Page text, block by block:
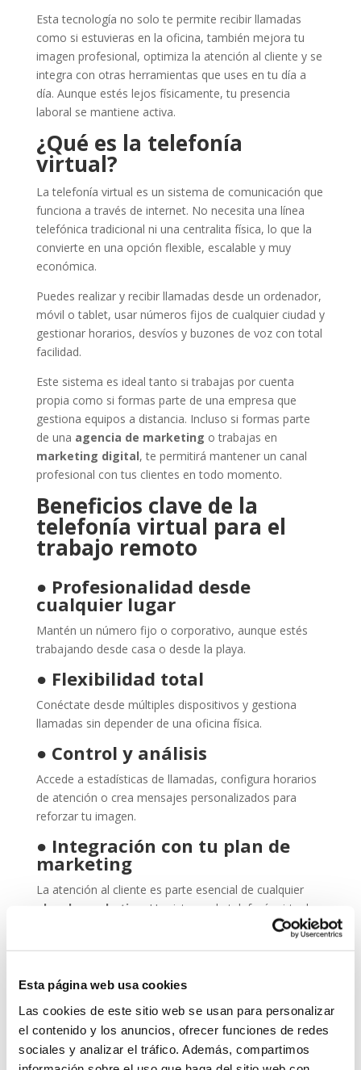
Esta página web usa cookies
Las cookies de este sitio web se usan para personalizar
el contenido y los anuncios, ofrecer funciones de redes
sociales y analizar el tráfico. Además, compartimos
Esta tecnología no solo te permite recibir llamadas
como si estuvieras en la oficina, también mejora tu
imagen profesional, optimiza la atención al cliente y se
integra con otras herramientas que uses en tu día a
día. Aunque estés lejos físicamente, tu presencia
laboral se mantiene activa.
¿Qué es la telefonía
virtual?
La telefonía virtual es un sistema de comunicación que
funciona a través de internet. No necesita una línea
telefónica tradicional ni una centralita física, lo que la
convierte en una opción flexible, escalable y muy
económica.
Puedes realizar y recibir llamadas desde un ordenador,
móvil o tablet, usar números fijos de cualquier ciudad y
gestionar horarios, desvíos y buzones de voz con total
facilidad.
Este sistema es ideal tanto si trabajas por cuenta
propia como si formas parte de una empresa que
gestiona equipos a distancia. Incluso si formas parte
de una agencia de marketing o trabajas en
marketing digital, te permitirá mantener un canal
profesional con tus clientes en todo momento.
Beneficios clave de la
telefonía virtual para el
trabajo remoto
● Profesionalidad desde
cualquier lugar
Mantén un número fijo o corporativo, aunque estés
trabajando desde casa o desde la playa.
● Flexibilidad total
Conéctate desde múltiples dispositivos y gestiona
llamadas sin depender de una oficina física.
● Control y análisis
Accede a estadísticas de llamadas, configura horarios
de atención o crea mensajes personalizados para
reforzar tu imagen.
● Integración con tu plan de
marketing
La atención al cliente es parte esencial de cualquier
plan de marketing
. Un sistema de telefonía virtual
bien configurado mejora la experiencia del usuario y
¿Para quién es ideal esta
solución?
La telefonía virtual es perfecta para:
Autónomos y freelancers que quieren una imagen